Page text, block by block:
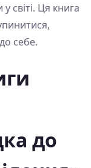
світі. Ця книга
себе.
до